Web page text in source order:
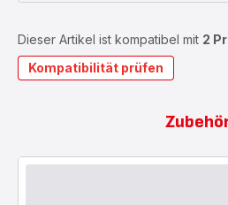
Dieser Artikel ist kompatibel mit 2
Kompatibilität prüfen